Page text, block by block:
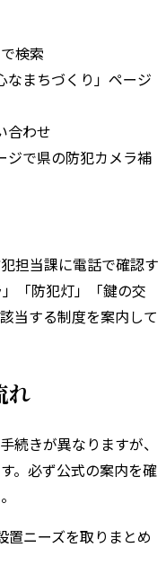
検索
なまちづくり」ページ
合わせ
ジで県の防犯カメラ補
担当課に電話で確認す
「防犯灯」「鍵の交
当する制度を案内して
れ
続きが異なりますが、
。 必ず公式の案内を確
置ニーズを取りまとめ